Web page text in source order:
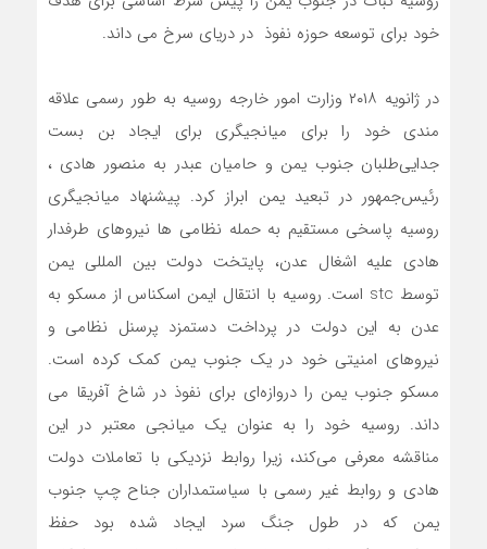
خود برای توسعه حوزه نفوذ در دریای سرخ می داند.
در ژانویه ۲۰۱۸ وزارت امور خارجه روسیه به طور رسمی علاقه
مندی خود را برای میانجیگری برای ایجاد بن بست
جدایی‌طلبان جنوب یمن و حامیان عبدر به منصور هادی ،
رئیس‌جمهور در تبعید یمن ابراز کرد. پیشنهاد میانجیگری
روسیه پاسخی مستقیم به حمله نظامی ها نیروهای طرفدار
هادی علیه اشغال عدن، پایتخت دولت بین المللی یمن
توسط stc است. روسیه با انتقال ایمن اسکناس از مسکو به
عدن به این دولت در پرداخت دستمزد پرسنل نظامی و
نیروهای امنیتی خود در یک جنوب یمن کمک کرده است.
مسکو جنوب یمن را دروازه‌ای برای نفوذ در شاخ آفریقا می
داند. روسیه خود را به عنوان یک میانجی معتبر در این
مناقشه معرفی می‌کند، زیرا روابط نزدیکی با تعاملات دولت
هادی و روابط غیر رسمی با سیاستمداران جناح چپ جنوب
یمن که در طول جنگ سرد ایجاد شده بود حفظ